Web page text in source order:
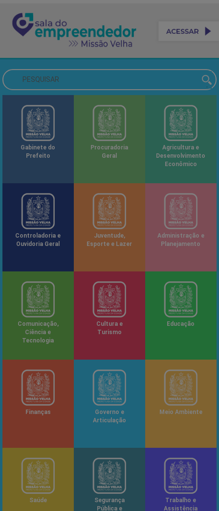
Gabinete do
Prefeito
Procuradoria
Geral
Agricultura e
Desenvolvimento
Econômico
Controladoria e
Ouvidoria Geral
Juventude,
Esporte e Lazer
Administração e
Planejamento
Comunicação,
Ciência e
Tecnologia
Cultura e
Turismo
Educação
Finanças
Governo e
Articulação
Meio Ambiente
Saúde
Segurança
Pública e
Trabalho e
Assistência